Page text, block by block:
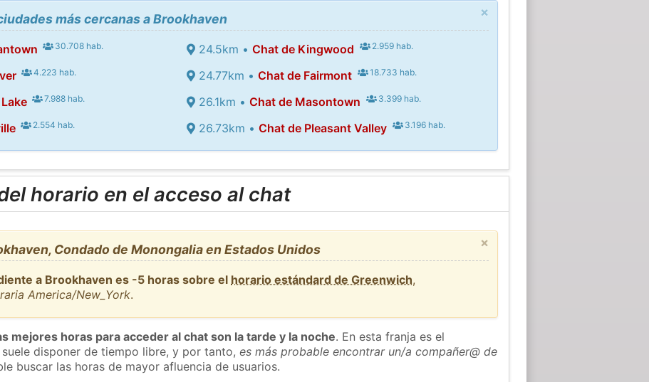
×
más cercanas a Brookhaven
30.708 hab.
4.223 hab.
7.988 hab.
2.554 hab.
24.5km •Chat de Kingwood 2.959 hab.
24.77km •Chat de Fairmont 18.733 hab.
26.1km •Chat de Masontown 3.399 hab.
26.73km •Chat de Pleasant Valley 3.196 hab.
horario en el acceso al chat
×
Condado de Monongalia en Estados Unidos
a Brookhaven es -5 horas sobre el horario estándard de Greenwich,
America/New_York.
mejores horas para acceder al chat son la tarde y la noche. En esta franja es el
suele disponer de tiempo libre, y por tanto,es más probable encontrar un/a compañer@ de
buscar las horas de mayor afluencia de usuarios.